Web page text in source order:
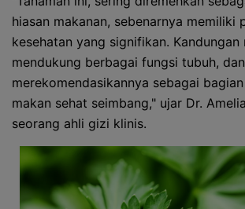
hiasan makanan, sebenarnya memiliki
kesehatan yang signifikan. Kandungan
mendukung berbagai fungsi tubuh,
merekomendasikannya sebagai
makan sehat seimbang," ujar Dr.
seorang ahli gizi klinis.